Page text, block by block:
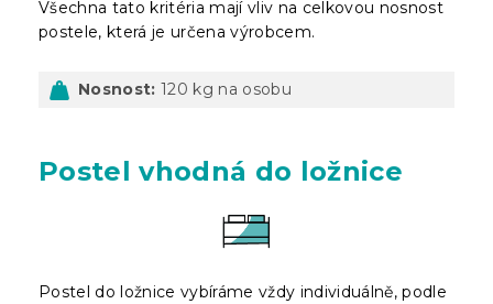
Všechna tato kritéria mají vliv na celkovou nosnost
postele, která je určena výrobcem.
Nosnost: 120 kg na osobu
Postel vhodná do ložnice
Postel do ložnice vybíráme vždy individuálně, podle